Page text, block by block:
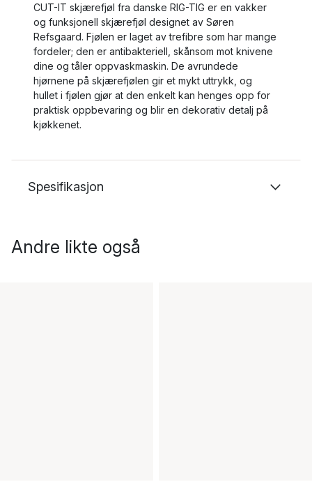
CUT-IT skjærefjøl fra danske RIG-TIG er en vakker
og funksjonell skjærefjøl designet av Søren
Refsgaard. Fjølen er laget av trefibre som har mange
fordeler; den er antibakteriell, skånsom mot knivene
dine og tåler oppvaskmaskin. De avrundede
hjørnene på skjærefjølen gir et mykt uttrykk, og
hullet i fjølen gjør at den enkelt kan henges opp for
praktisk oppbevaring og blir en dekorativ detalj på
kjøkkenet.
Spesifikasjon
Andre likte også